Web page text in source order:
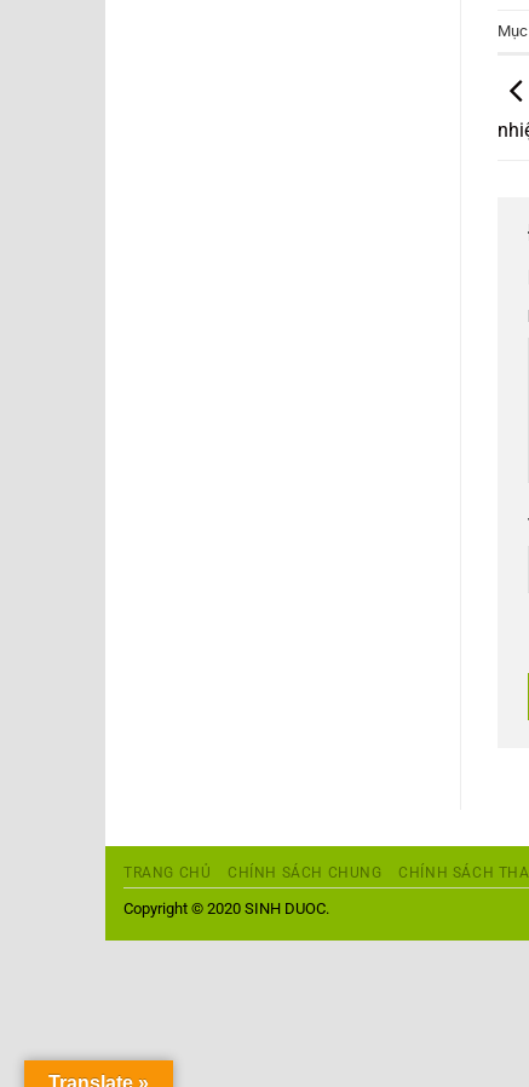
TRANG CHỦ CHÍNH SÁCH CHUNG CHÍNH SÁCH
Copyright © 2020 SINH DUOC.
Translate »